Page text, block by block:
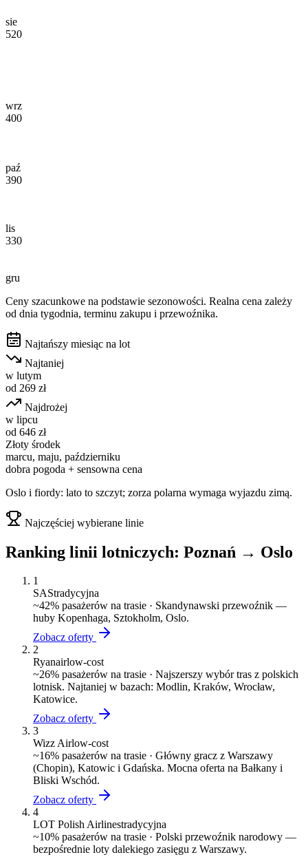
sie
520
wrz
400
paź
390
lis
330
gru
Ceny szacunkowe na podstawie sezonowości. Realna cena zależy
od dnia tygodnia, terminu zakupu i przewoźnika.
Najtańszy miesiąc na lot
Najtaniej
w lutym
od 269 zł
Najdrożej
w lipcu
od 646 zł
Złoty środek
marcu, maju, październiku
dobra pogoda + sensowna cena
Oslo i fiordy: lato to szczyt; zorza polarna wymaga wyjazdu zimą.
Najczęściej wybierane linie
Ranking linii lotniczych: Poznań → Oslo
1
SAStradycyjna
~42% pasażerów na trasie · Skandynawski przewoźnik —
huby Kopenhaga, Sztokholm, Oslo.
Zobacz oferty
2
Ryanairlow-cost
~26% pasażerów na trasie · Najszerszy wybór tras z polskich
lotnisk. Najtaniej w bazach: Modlin, Kraków, Wrocław,
Katowice.
Zobacz oferty
3
Wizz Airlow-cost
~16% pasażerów na trasie · Główny gracz z Warszawy
(Chopin), Katowic i Gdańska. Mocna oferta na Bałkany i
Bliski Wschód.
Zobacz oferty
4
LOT Polish Airlinestradycyjna
~10% pasażerów na trasie · Polski przewoźnik narodowy —
bezpośrednie loty dalekiego zasięgu z Warszawy.